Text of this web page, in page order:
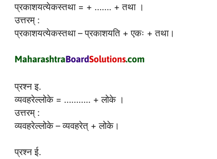
प्रकाशयत्येकस्तथा = + ……. + तथा ।
उत्तरम् :
प्रकाशयत्येकस्तथा – प्रकाशयति + एकः + तथा।
प्रश्न इ.
व्यवहरेल्लोके = ……….. + लोके ।
उत्तरम् :
व्यवहरेल्लोके – व्यवहरेत् + लोके।
प्रश्न ई.